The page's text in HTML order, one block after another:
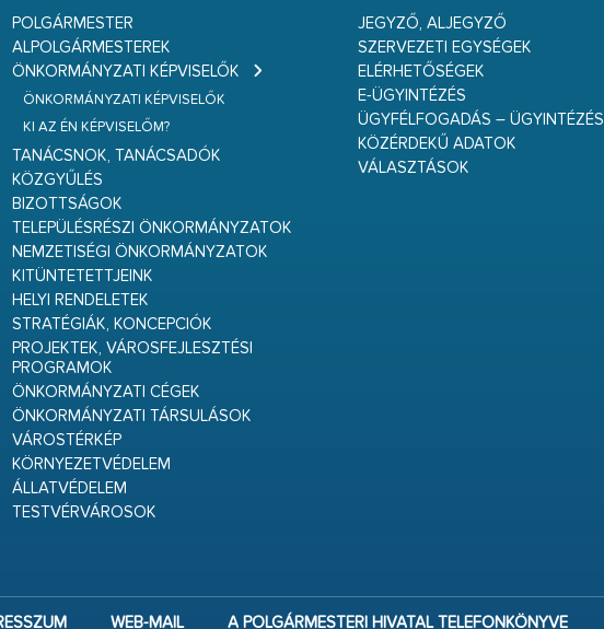
POLGÁRMESTER
ALPOLGÁRMESTEREK
ÖNKORMÁNYZATI KÉPVISELŐK
ÖNKORMÁNYZATI KÉPVISELŐK
KI AZ ÉN KÉPVISELŐM?
TANÁCSNOK, TANÁCSADÓK
KÖZGYŰLÉS
BIZOTTSÁGOK
TELEPÜLÉSRÉSZI ÖNKORMÁNYZATOK
NEMZETISÉGI ÖNKORMÁNYZATOK
KITÜNTETETTJEINK
HELYI RENDELETEK
STRATÉGIÁK, KONCEPCIÓK
PROJEKTEK, VÁROSFEJLESZTÉSI
PROGRAMOK
ÖNKORMÁNYZATI CÉGEK
ÖNKORMÁNYZATI TÁRSULÁSOK
VÁROSTÉRKÉP
KÖRNYEZETVÉDELEM
ÁLLATVÉDELEM
TESTVÉRVÁROSOK
JEGYZŐ, ALJEGYZŐ
SZERVEZETI EGYSÉGEK
ELÉRHETŐSÉGEK
E-ÜGYINTÉZÉS
ÜGYFÉLFOGADÁS – ÜGYINTÉZÉS
KÖZÉRDEKŰ ADATOK
VÁLASZTÁSOK
WEB-MAIL A POLGÁRMESTERI HIVATAL TELEFONKÖNYVE